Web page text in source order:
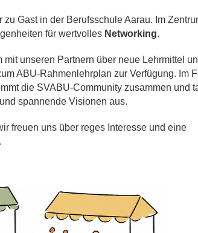
Gast in der Berufsschule Aarau. Im
für wertvolles Networking.
unseren Partnern über neue Lehrmittel
ABU-Rahmenlehrplan zur Verfügung. Im
die SVABU-Community zusammen und
spannende Visionen aus.
freuen uns über reges Interesse und eine